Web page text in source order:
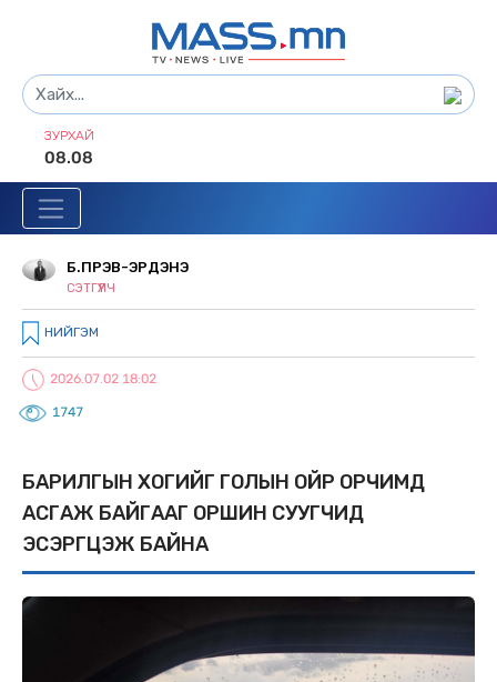
ЗУРХАЙ
08.08
Б.ПҮРЭВ-ЭРДЭНЭ
СЭТГҮҮЛЧ
НИЙГЭМ
2026.07.02 18:02
1747
БАРИЛГЫН ХОГИЙГ ГОЛЫН ОЙР ОРЧИМД
АСГАЖ БАЙГААГ ОРШИН СУУГЧИД
ЭСЭРГҮҮЦЭЖ БАЙНА